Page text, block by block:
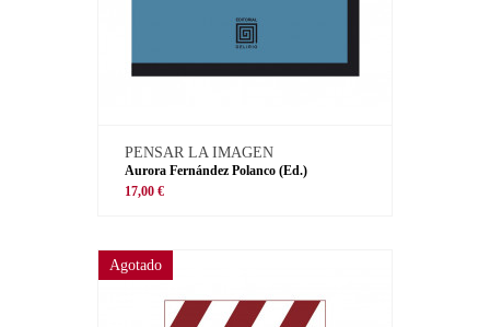
PENSAR LA IMAGEN
Aurora Fernández Polanco (Ed.)
17,00 €
Agotado